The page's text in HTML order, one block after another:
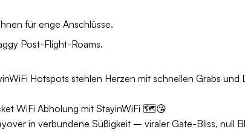
für enge Anschlüsse.
Post-Flight-Roams.
Hotspots stehlen Herzen mit schnellen Grabs und
WiFi Abholung mit StayinWiFi 🗺️😘
in verbundene Süßigkeit – viraler Gate-Bliss, null